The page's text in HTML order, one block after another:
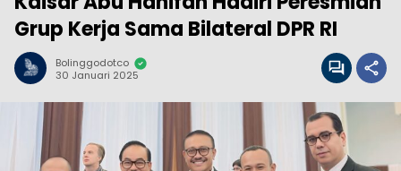
Grup Kerja Sama Bilateral DPR RI
Bolinggodotco
30 Januari 2025